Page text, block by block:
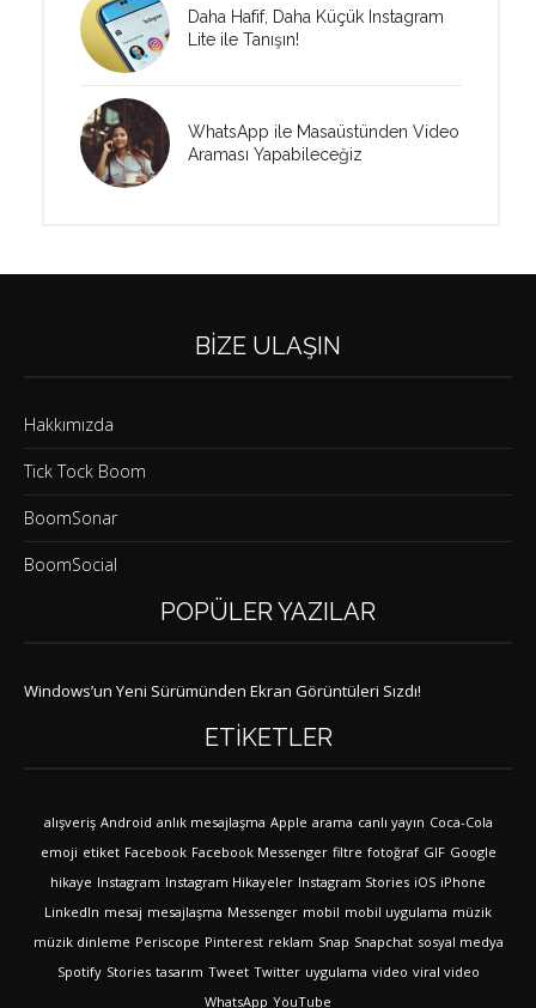
Daha Hafif, Daha Küçük Instagram
Lite ile Tanışın!
WhatsApp ile Masaüstünden Video
Araması Yapabileceğiz
BIZE ULAŞIN
Hakkımızda
Tick Tock Boom
BoomSonar
BoomSocial
POPÜLER YAZILAR
Windows’un Yeni Sürümünden Ekran Görüntüleri Sızdı!
ETIKETLER
alışveriş Android anlık mesajlaşma Apple arama canlı yayın Coca-Cola
emoji etiket Facebook Facebook Messenger filtre fotoğraf GIF Google
hikaye Instagram Instagram Hikayeler Instagram Stories iOS iPhone
LinkedIn mesaj mesajlaşma Messenger mobil mobil uygulama müzik
müzik dinleme Periscope Pinterest reklam Snap Snapchat sosyal medya
Spotify Stories tasarım Tweet Twitter uygulama video viral video
WhatsApp YouTube